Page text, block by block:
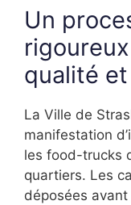
Un
qualité
La Ville de
manifestation
les food-trucks
quartiers. Les
déposées